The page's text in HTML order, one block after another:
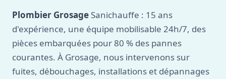
Plombier Grosage Sanichauffe : 15 ans
d'expérience, une équipe mobilisable 24h/7, des
pièces embarquées pour 80 % des pannes
courantes. À Grosage, nous intervenons sur
fuites, débouchages, installations et dépannages